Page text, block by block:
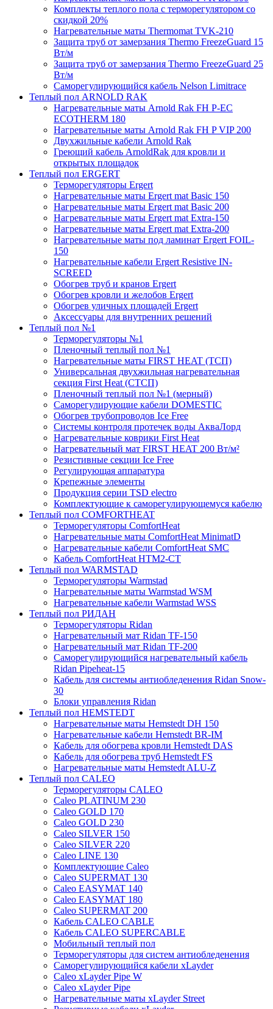
Комплекты теплого пола с терморегулятором со
скидкой 20%
Нагревательные маты Thermomat TVK-210
Защита труб от замерзания Thermo FreezeGuard 15
Вт/м
Защита труб от замерзания Thermo FreezeGuard 25
Вт/м
Саморегулирующийся кабель Nelson Limitrace
Теплый пол ARNOLD RAK
Нагревательные маты Arnold Rak FH P-EC
ECOTHERM 180
Нагревательные маты Arnold Rak FH P VIP 200
Двухжильные кабели Arnold Rak
Греющий кабель ArnoldRak для кровли и
открытых площадок
Теплый пол ERGERT
Терморегуляторы Ergert
Нагревательные маты Ergert mat Basic 150
Нагревательные маты Ergert mat Basic 200
Нагревательные маты Ergert mat Extra-150
Нагревательные маты Ergert mat Extra-200
Нагревательные маты под ламинат Ergert FOIL-
150
Нагревательные кабели Ergert Resistive IN-
SCREED
Обогрев труб и кранов Ergert
Обогрев кровли и желобов Ergert
Обогрев уличных площадей Ergert
Аксессуары для внутренних решений
Теплый пол №1
Терморегуляторы №1
Пленочный теплый пол №1
Нагревательные маты FIRST HEAT (ТСП)
Универсальная двухжильная нагревательная
секция First Heat (СТСП)
Пленочный теплый пол №1 (мерный)
Саморегулирующие кабели DOMESTIC
Обогрев трубопроводов Ice Free
Системы контроля протечек воды АкваЛорд
Нагревательные коврики First Heat
Нагревательный мат FIRST HEAT 200 Вт/м²
Резистивные секции Ice Free
Регулирующая аппаратура
Крепежные элементы
Продукция серии TSD electro
Комплектующие к саморегулирующемуся кабелю
Теплый пол COMFORTHEAT
Терморегуляторы ComfortHeat
Нагревательные маты ComfortHeat MinimatD
Нагревательные кабели ComfortHeat SMC
Кабель ComfortHeat HTM2-CT
Теплый пол WARMSTAD
Терморегуляторы Warmstad
Нагревательные маты Warmstad WSM
Нагревательные кабели Warmstad WSS
Теплый пол РИДАН
Терморегуляторы Ridan
Нагревательный мат Ridan TF-150
Нагревательный мат Ridan TF-200
Саморегулирующийся нагревательный кабель
Ridan Pipeheat-15
Кабель для системы антиобледенения Ridan Snow-
30
Блоки управления Ridan
Теплый пол HEMSTEDT
Нагревательные маты Hemstedt DH 150
Нагревательные кабели Hemstedt BR-IM
Кабель для обогрева кровли Hemstedt DAS
Кабель для обогрева труб Hemstedt FS
Нагревательные маты Hemstedt ALU-Z
Теплый пол CALEO
Терморегуляторы CALEO
Caleo PLATINUM 230
Caleo GOLD 170
Caleo GOLD 230
Caleo SILVER 150
Caleo SILVER 220
Caleo LINE 130
Комплектующие Caleo
Caleo SUPERMAT 130
Caleo EASYMAT 140
Caleo EASYMAT 180
Caleo SUPERMAT 200
Кабель CALEO CABLE
Кабель CALEO SUPERCABLE
Мобильный теплый пол
Терморегуляторы для систем антиобледенения
Саморегулирующийся кабели xLayder
Caleo xLayder Pipe W
Caleo xLayder Pipe
Нагревательные маты xLayder Street